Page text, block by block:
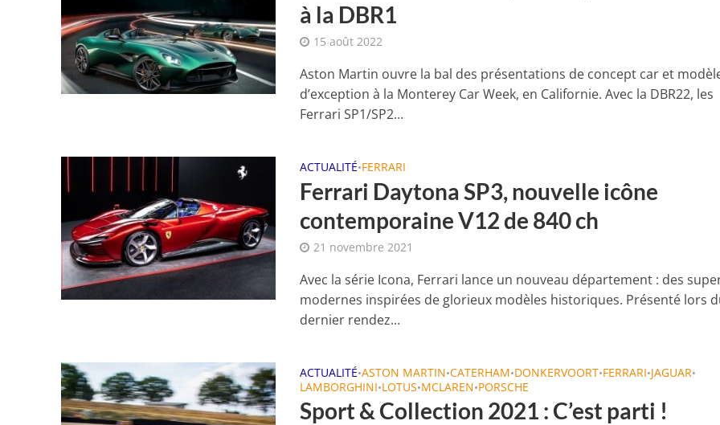
à la DBR1
15 août 2022
Aston Martin ouvre la bal des présentations de concept car et
d’exception à la Monterey Car Week, en Californie. Avec la DBR22, les
Ferrari SP1/SP2...
ACTUALITÉ•FERRARI
Ferrari Daytona SP3, nouvelle icône
contemporaine V12 de 840 ch
21 novembre 2021
Avec la série Icona, Ferrari lance un nouveau département : des
modernes inspirées de glorieux modèles historiques. Présenté lors
dernier rendez...
ACTUALITÉ•ASTON MARTIN•CATERHAM•DONKERVOORT•FERRARI•JAGUAR•
LAMBORGHINI•LOTUS•MCLAREN•PORSCHE
Sport & Collection 2021 : C’est parti !